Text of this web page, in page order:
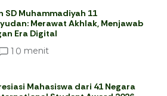
SD Muhammadiyah 11
Merawat Akhlak, Menjawab
Era Digital
1 0 menit
Mahasiswa dari 41 Negara